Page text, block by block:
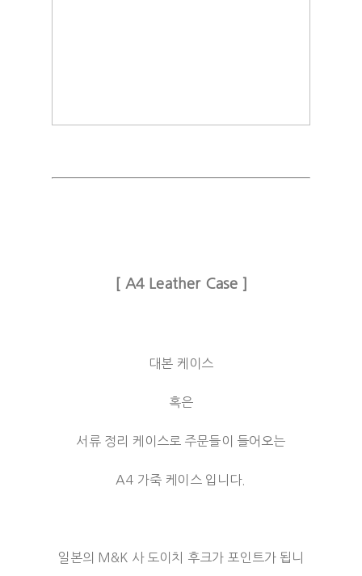
[ A4 Leather Case ]
대본 케이스
혹은
서류 정리 케이스로 주문들이 들어오는
A4 가죽 케이스 입니다.
일본의 M&K 사 도이치 후크가 포인트가 됩니